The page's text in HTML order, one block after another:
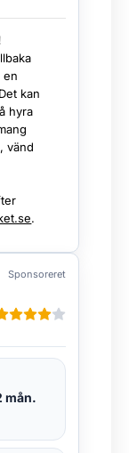
en
kan
hyra
vänd
.
Sponsoreret
mån.